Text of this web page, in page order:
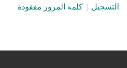
التسجيل | كلمة المرور مفقودة